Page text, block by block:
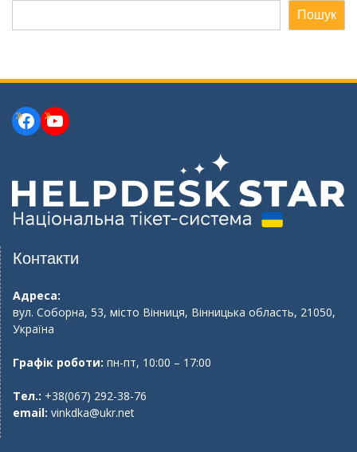
Пошук
Facebook
YouTube
Контакти
Адреса:
вул. Соборна, 53, місто Вінниця, Вінницька область, 21050,
Україна
Графік роботи: пн-пт, 10:00 – 17:00
Тел.: +38(067) 292-38-76
email: vinkdka@ukr.net